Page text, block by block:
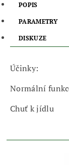
POPIS
PARAMETRY
DISKUZE
Účinky:
Normální
Chuť k jídlu